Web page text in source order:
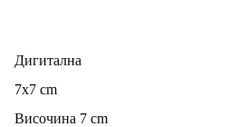
включен в комплекта. Алармата има
звуков сигнал до една минута. Така
Дигитална
7x7 cm
Височина 7 cm